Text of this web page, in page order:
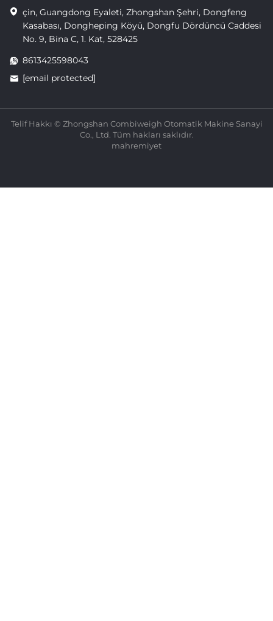
çin, Guangdong Eyaleti, Zhongshan Şehri, Dongfeng
Kasabası, Dongheping Köyü, Dongfu Dördüncü Caddesi
No. 9, Bina C, 1. Kat, 528425
8613425598043
[email protected]
Telif Hakkı © Zhongshan Combiweigh Otomatik Makine Sanayi
Co., Ltd. Tüm hakları saklıdır.
mahremiyet